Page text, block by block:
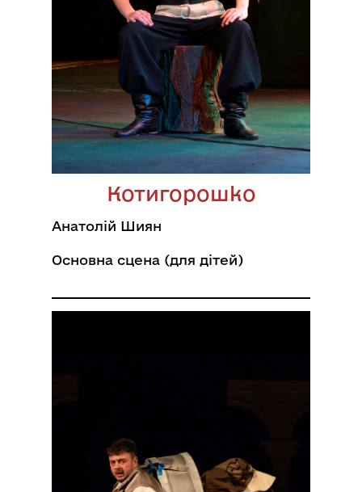
Котигорошко
Анатолій Шиян
Основна сцена (для дітей)